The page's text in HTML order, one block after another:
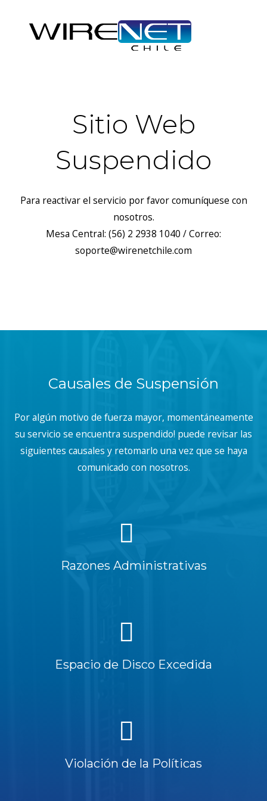
Sitio Web
Suspendido
Para reactivar el servicio por favor comuníquese con
nosotros.
Mesa Central: (56) 2 2938 1040 / Correo:
soporte@wirenetchile.com
Causales de Suspensión
Por algún motivo de fuerza mayor, momentáneamente
su servicio se encuentra suspendido! puede revisar las
siguientes causales y retomarlo una vez que se haya
comunicado con nosotros.
Razones Administrativas
Espacio de Disco Excedida
Violación de la Políticas